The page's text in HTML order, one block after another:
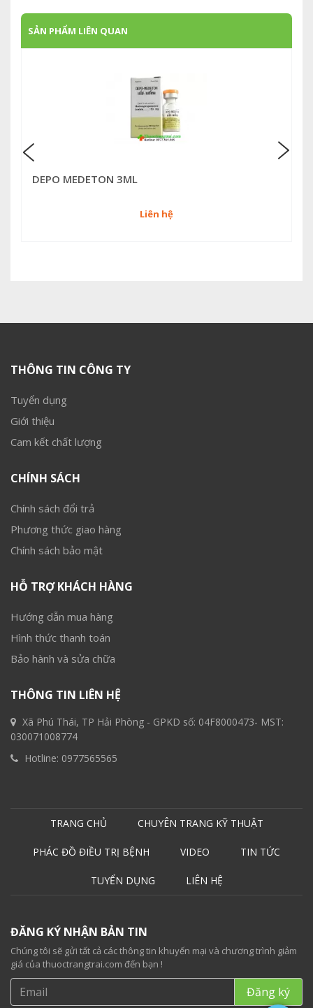
SẢN PHẨM LIÊN QUAN
DEPO MEDETON 3ML
Liên hệ
THÔNG TIN CÔNG TY
Tuyển dụng
Giới thiệu
Cam kết chất lượng
CHÍNH SÁCH
Chính sách đổi trả
Phương thức giao hàng
Chính sách bảo mật
HỖ TRỢ KHÁCH HÀNG
Hướng dẫn mua hàng
Hình thức thanh toán
Bảo hành và sửa chữa
THÔNG TIN LIÊN HỆ
Xã Phú Thái, TP Hải Phòng - GPKD số: 04F8000473- MST:
030071008774
Hotline: 0977565565
TRANG CHỦ CHUYÊN TRANG KỸ THUẬT
PHÁC ĐỒ ĐIỀU TRỊ BỆNH VIDEO TIN TỨC
TUYỂN DỤNG LIÊN HỆ
ĐĂNG KÝ NHẬN BẢN TIN
Chúng tôi sẽ gửi tất cả các thông tin khuyến mại và chương trình giảm
giá của thuoctrangtrai.com đến bạn !